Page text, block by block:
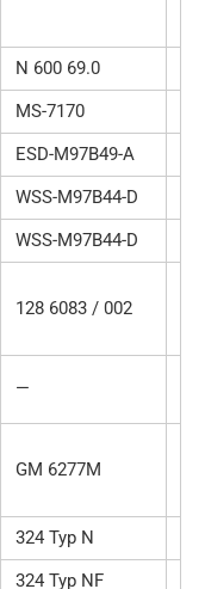
N 600 69.0
MS-7170
ESD-M97B49-A
WSS-M97B44-D
WSS-M97B44-D
128 6083 / 002
—
GM 6277M
324 Typ N
324 Typ NF